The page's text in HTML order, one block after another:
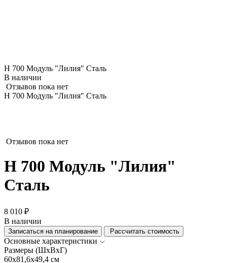
Н 700 Модуль "Лилия" Сталь
В наличии
Отзывов пока нет
Н 700 Модуль "Лилия" Сталь
Отзывов пока нет
Н 700 Модуль "Лилия"
Сталь
8 010 ₽
В наличии
Записаться на планирование Рассчитать стоимость
Основные характеристики
Размеры (ШхВхГ)
60x81,6x49,4 см